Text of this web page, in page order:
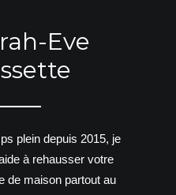
Eve
plein depuis 2015, je
à rehausser votre
de maison partout au